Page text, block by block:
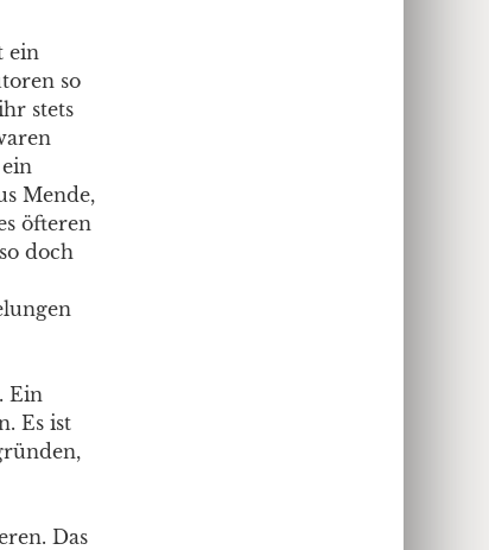
ein
so
stets
Mende,
öfteren
doch
Ein
Es ist
Das